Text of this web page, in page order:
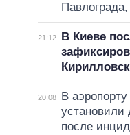
21:12
В Киеве
20:08
В
установили
после